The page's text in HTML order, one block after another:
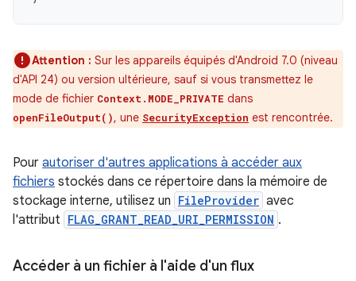
Attention : Sur les appareils équipés d'Android 7.0 (niveau
d'API 24) ou version ultérieure, sauf si vous transmettez le
mode de fichier Context.MODE_PRIVATE dans
openFileOutput(), une SecurityException est rencontrée.
Pour autoriser d'autres applications à accéder aux
fichiers stockés dans ce répertoire dans la mémoire de
stockage interne, utilisez un FileProvider avec
l'attribut FLAG_GRANT_READ_URI_PERMISSION .
Accéder à un fichier à l'aide d'un flux